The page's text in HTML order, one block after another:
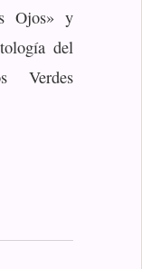
Ojos» y
del
Verdes